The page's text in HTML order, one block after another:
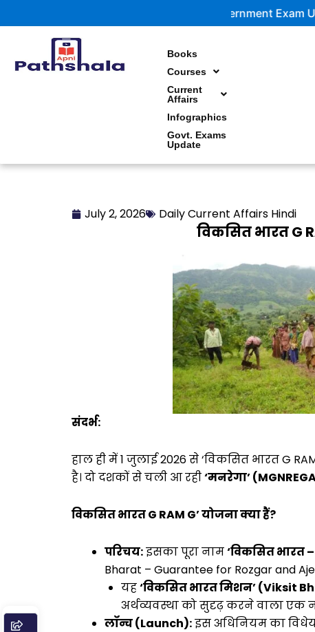
to
Government Exam
Books
Courses
Current
Affairs
Infographics
Govt. Exams
Update
July 2, 2026 Daily Current Affairs Hindi
विकसित भारत G
संदर्भ:
हाल ही में 1 जुलाई 2026 से ‘विकसित भारत G
है। दो दशकों से चली आ रही‘मनरेगा’
विकसित भारत G RAM G’ योजना क्या हैं?
परिचय:इसका पूरा नाम‘विकसित भारत
Bharat – Guarantee for Rozgar and
यह‘विकसित भारत मिशन’ (Viksit
अर्थव्यवस्था को सुदृढ़ करने वाला एक
लॉन्च (Launch):इस अधिनियम का